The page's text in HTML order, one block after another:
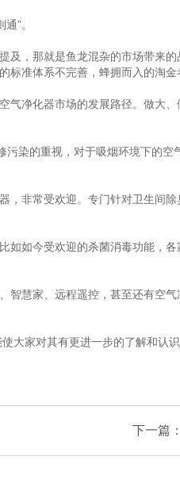
”。
，那就是鱼龙混杂的市场带来
准体系不完善，蜂拥而入的淘
净化器市场的发展路径。做大
染的重视，对于吸烟环境下的空
常受欢迎。专门针对卫生间除
如今受欢迎的杀菌消毒功能，
慧家、远程遥控，甚至还有空
大家对其有更进一步的了解和认识
下一篇